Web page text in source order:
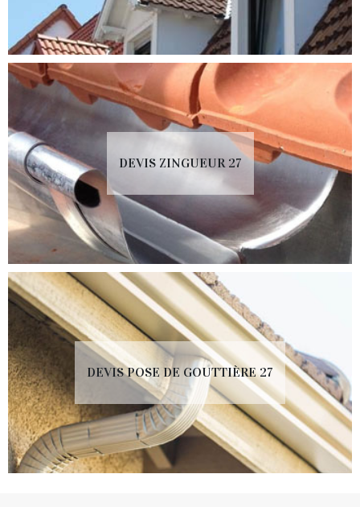
DEVIS ZINGUEUR 27
DEVIS POSE DE GOUTTIÈRE 27